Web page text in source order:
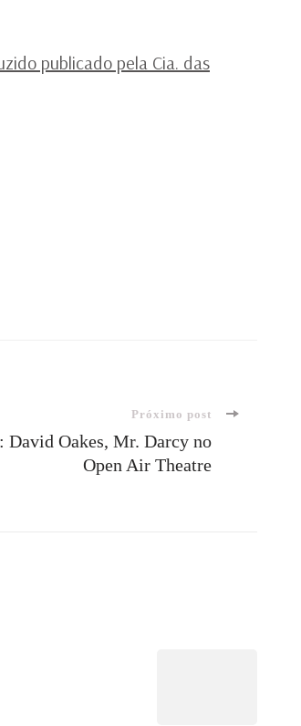
publicado pela Cia. das
Próximo post
David Oakes, Mr. Darcy no
Open Air Theatre